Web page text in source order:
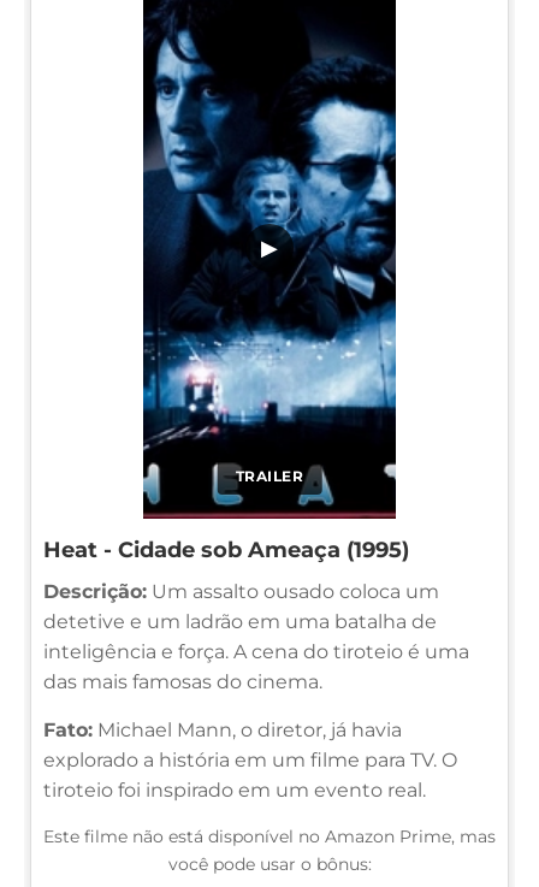
TRAILER
▶
Heat - Cidade sob Ameaça (1995)
Descrição: Um assalto ousado coloca um
detetive e um ladrão em uma batalha de
inteligência e força. A cena do tiroteio é uma
das mais famosas do cinema.
Fato: Michael Mann, o diretor, já havia
explorado a história em um filme para TV. O
tiroteio foi inspirado em um evento real.
Este filme não está disponível no Amazon Prime, mas
você pode usar o bônus: